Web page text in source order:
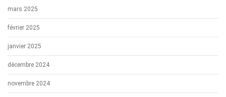
mars 2025
février 2025
janvier 2025
décembre 2024
novembre 2024